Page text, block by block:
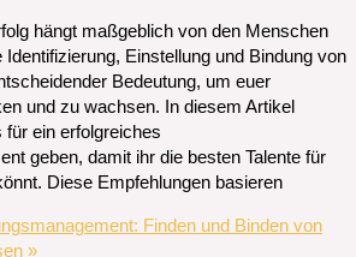
hängt maßgeblich von den Menschen
Identifizierung, Einstellung und Bindung von
Bedeutung, um euer
und zu wachsen. In diesem Artikel
für ein erfolgreiches
geben, damit ihr die besten Talente für
Diese Empfehlungen basieren
Finden und Binden von
»